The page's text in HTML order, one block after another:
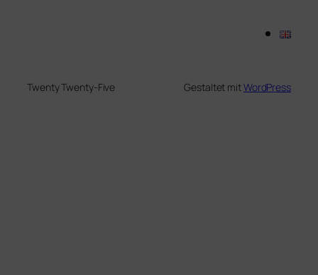
Twenty Twenty-Five Gestaltet mitWordPress